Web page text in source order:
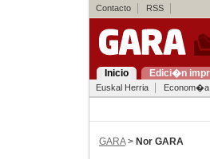
Contacto RSS
Inicio Edici�n
Euskal Herria Econom�a
GARA> Nor GARA